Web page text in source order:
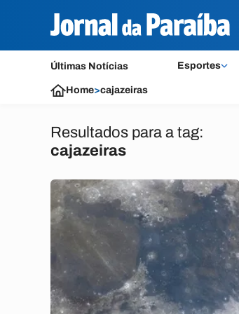
Últimas Notícias Esportes
Home>cajazeiras
Resultados para a tag:
cajazeiras